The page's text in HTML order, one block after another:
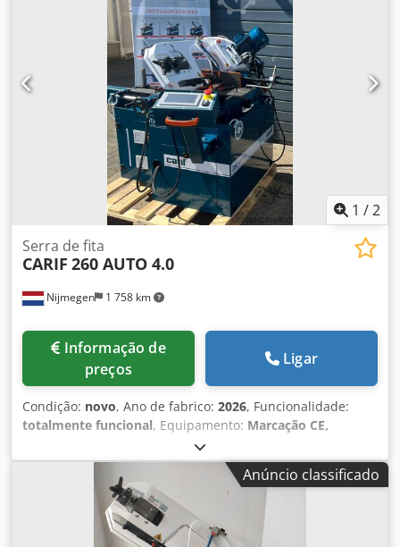
1 /2
Nijmegen 1 758 km
Serra de fita
CARIF 260 AUTO 4.0
preços
Ligar
Condição: novo, Ano de fabrico: 2026, Funcionalidade:
totalmente funcional, Equipamento: Marcação CE,
, A JWV Service tem o orgulho de
apresentar a nova Carif 260 Auto. Esta máquina de serra
de fita totalmente automática e compacta é fabricada com
componentes europeus na Itália. Chodpfx Aszlf Dcoayja
Como importadores, podemos realizar uma demonstração
da máquina nas suas instalações.
Anúncio classificado